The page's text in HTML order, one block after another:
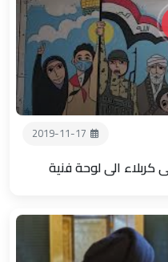
2019-11-17
الى لوحة فنية